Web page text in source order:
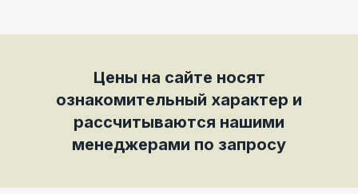
Цены на сайте носят
ознакомительный характер и
рассчитываются нашими
менеджерами по запросу